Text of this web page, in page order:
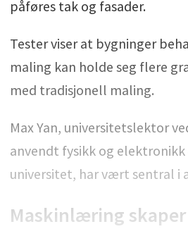
påføres tak og fasader.
Tester viser at bygninger
maling kan holde seg flere
med tradisjonell maling.
Max Yan, universitetslektor
anvendt fysikk og elektronikk
universitet, har vært sentral i
Maskinlæring